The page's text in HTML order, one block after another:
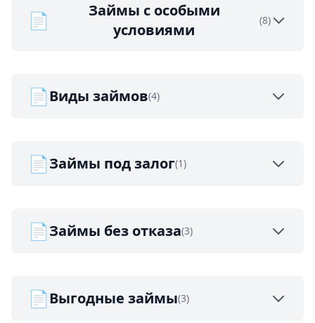
📄
Займы с особыми
условиями
(8)
📄Виды займов(4)
📄Займы под залог(1)
📄Займы без отказа(3)
📄Выгодные займы(3)